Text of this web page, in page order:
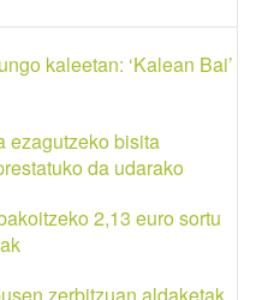
kaleetan: ‘Kalean Bai’
ezagutzeko bisita
da udarako
2,13 euro sortu